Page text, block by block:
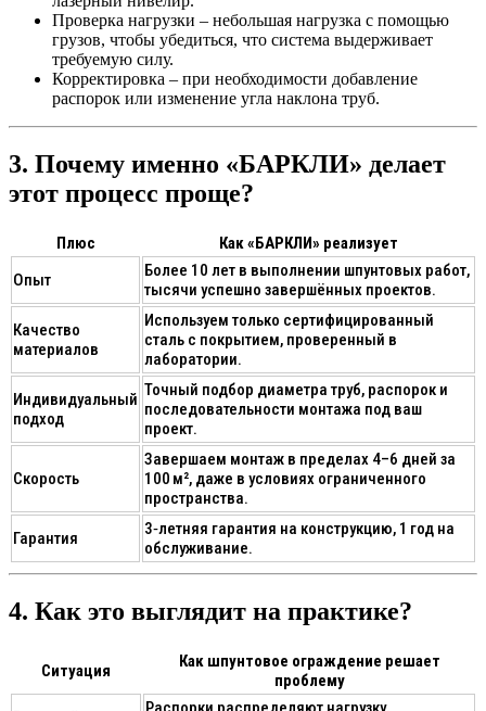
Проверка нагрузки – небольшая нагрузка с помощью
грузов, чтобы убедиться, что система выдерживает
требуемую силу.
Корректировка – при необходимости добавление
распорок или изменение угла наклона труб.
3. Почему именно «БАРКЛИ» делает
этот процесс проще?
Плюс
Как «БАРКЛИ» реализует
Опыт
Более 10 лет в выполнении шпунтовых работ,
тысячи успешно завершённых проектов.
Качество
материалов
Используем только сертифицированный
сталь с покрытием, проверенный в
лаборатории.
Индивидуальный
подход
Точный подбор диаметра труб, распорок и
последовательности монтажа под ваш
проект.
Скорость
Завершаем монтаж в пределах 4–6 дней за
100 м², даже в условиях ограниченного
пространства.
Гарантия
3‑летняя гарантия на конструкцию, 1 год на
обслуживание.
4. Как это выглядит на практике?
Ситуация
Как шпунтовое ограждение решает
проблему